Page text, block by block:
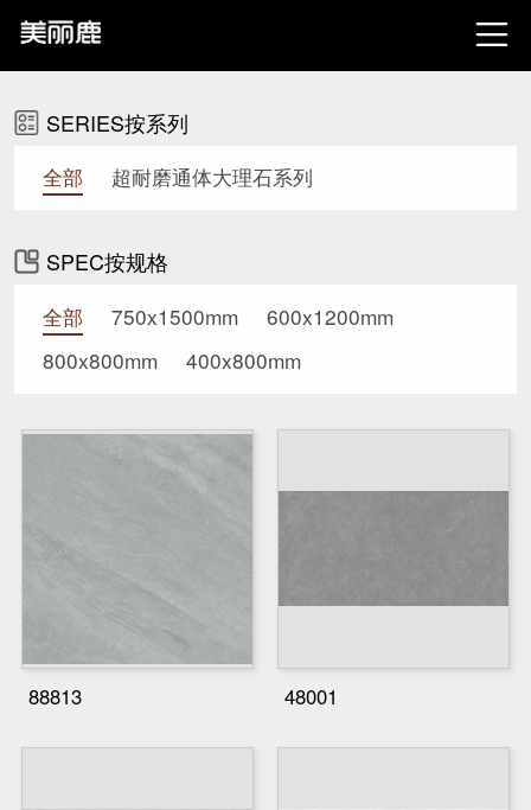

SERIES按系列
全部 超耐磨通体大理石系列
SPEC按规格
全部 750x1500mm
600x1200mm
800x800mm
400x800mm
88813 48001